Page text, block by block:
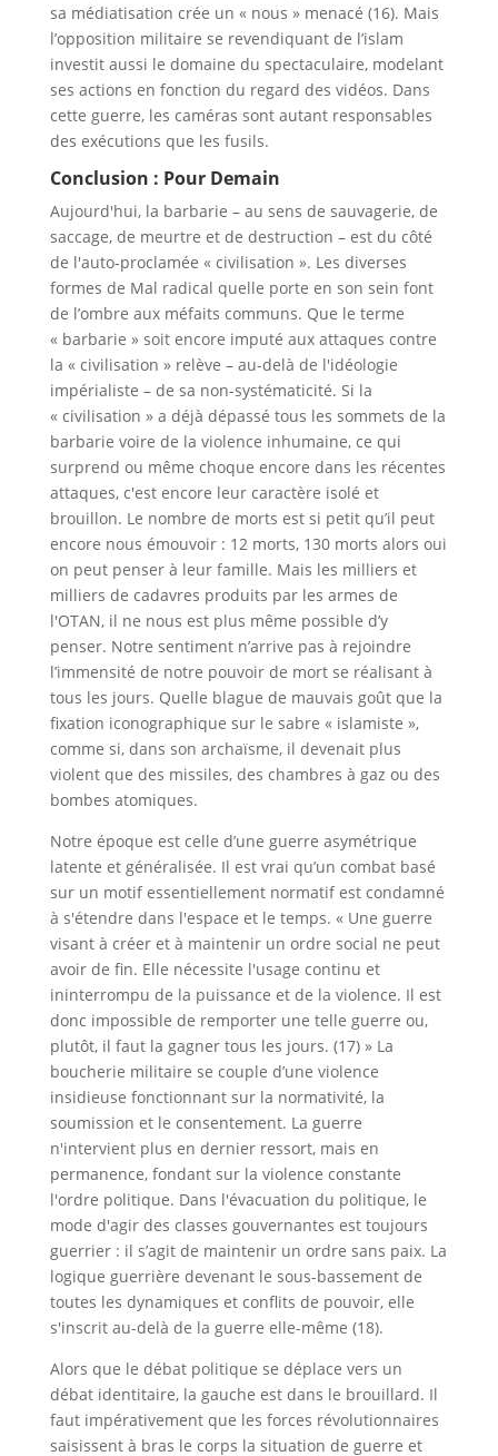
sa médiatisation crée un « nous » menacé (16). Mais
l’opposition militaire se revendiquant de l’islam
investit aussi le domaine du spectaculaire, modelant
ses actions en fonction du regard des vidéos. Dans
cette guerre, les caméras sont autant responsables
des exécutions que les fusils.
Conclusion : Pour Demain
Aujourd'hui, la barbarie – au sens de sauvagerie, de
saccage, de meurtre et de destruction – est du côté
de l'auto-proclamée « civilisation ». Les diverses
formes de Mal radical quelle porte en son sein font
de l’ombre aux méfaits communs. Que le terme
« barbarie » soit encore imputé aux attaques contre
la « civilisation » relève – au-delà de l'idéologie
impérialiste – de sa non-systématicité. Si la
« civilisation » a déjà dépassé tous les sommets de la
barbarie voire de la violence inhumaine, ce qui
surprend ou même choque encore dans les récentes
attaques, c'est encore leur caractère isolé et
brouillon. Le nombre de morts est si petit qu’il peut
encore nous émouvoir : 12 morts, 130 morts alors oui
on peut penser à leur famille. Mais les milliers et
milliers de cadavres produits par les armes de
l'OTAN, il ne nous est plus même possible d’y
penser. Notre sentiment n’arrive pas à rejoindre
l’immensité de notre pouvoir de mort se réalisant à
tous les jours. Quelle blague de mauvais goût que la
fixation iconographique sur le sabre « islamiste »,
comme si, dans son archaïsme, il devenait plus
violent que des missiles, des chambres à gaz ou des
bombes atomiques.
Notre époque est celle d’une guerre asymétrique
latente et généralisée. Il est vrai qu’un combat basé
sur un motif essentiellement normatif est condamné
à s'étendre dans l'espace et le temps. « Une guerre
visant à créer et à maintenir un ordre social ne peut
avoir de fin. Elle nécessite l'usage continu et
ininterrompu de la puissance et de la violence. Il est
donc impossible de remporter une telle guerre ou,
plutôt, il faut la gagner tous les jours. (17) » La
boucherie militaire se couple d’une violence
insidieuse fonctionnant sur la normativité, la
soumission et le consentement. La guerre
n'intervient plus en dernier ressort, mais en
permanence, fondant sur la violence constante
l'ordre politique. Dans l'évacuation du politique, le
mode d'agir des classes gouvernantes est toujours
guerrier : il s’agit de maintenir un ordre sans paix. La
logique guerrière devenant le sous-bassement de
toutes les dynamiques et conflits de pouvoir, elle
s'inscrit au-delà de la guerre elle-même (18).
Alors que le débat politique se déplace vers un
débat identitaire, la gauche est dans le brouillard. Il
faut impérativement que les forces révolutionnaires
saisissent à bras le corps la situation de guerre et